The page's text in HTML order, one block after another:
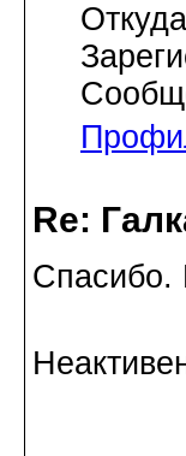
Re:
Спасибо.